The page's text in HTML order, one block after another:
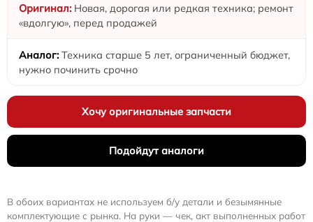
Новая, дорогая или редкая техника; ремонт
«вдолгую», перед продажей
Техника старше 5 лет, ограниченный бюджет,
нужно починить срочно
Хочу оригинальные запчасти
Подойдут аналоги
В обоих вариантах не используем б/у детали и безымянные
комплектующие с рынка. На руки — чек, акт выполненных работ